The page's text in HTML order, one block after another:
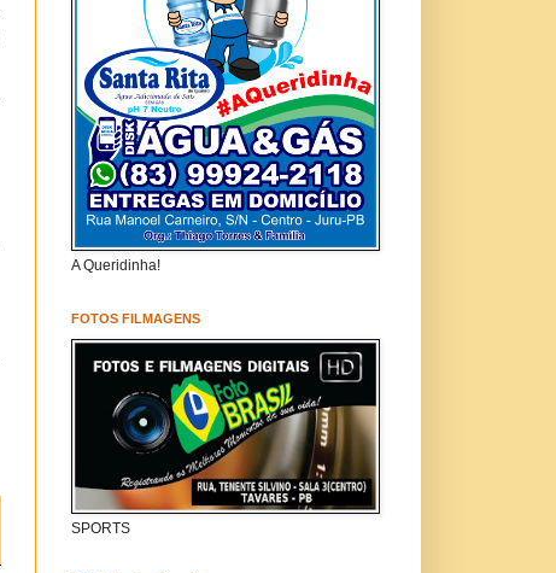
A Queridinha!
FOTOS FILMAGENS
SPORTS